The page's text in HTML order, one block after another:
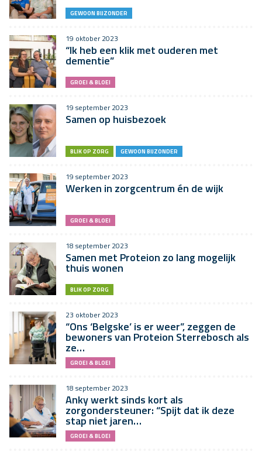
GEWOON BIJZONDER
19 oktober 2023
“Ik heb een klik met ouderen met
dementie”
GROEI & BLOEI
19 september 2023
Samen op huisbezoek
BLIK OP ZORG GEWOON BIJZONDER
19 september 2023
Werken in zorgcentrum én de wijk
GROEI & BLOEI
18 september 2023
Samen met Proteion zo lang mogelijk
thuis wonen
BLIK OP ZORG
23 oktober 2023
“Ons ‘Belgske’ is er weer”, zeggen de
bewoners van Proteion Sterrebosch als
ze…
GROEI & BLOEI
18 september 2023
Anky werkt sinds kort als
zorgondersteuner: “Spijt dat ik deze
stap niet jaren…
GROEI & BLOEI